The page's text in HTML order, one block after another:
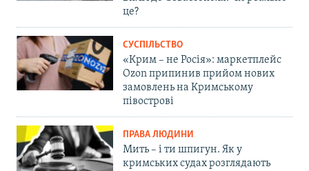
це?
СУСПІЛЬСТВО
«Крим – не Росія»: маркетплейс
Ozon припинив прийом нових
замовлень на Кримському
півострові
ПРАВА ЛЮДИНИ
Мить – і ти шпигун. Як у
кримських судах розглядають